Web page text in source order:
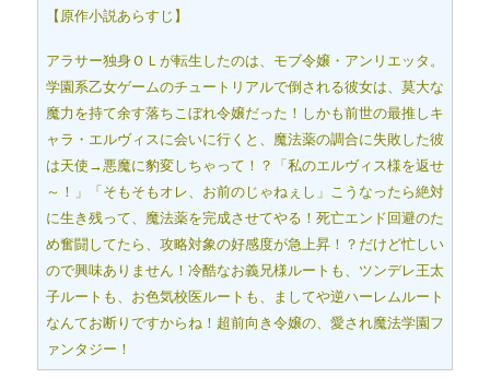
【原作小説あらすじ】
アラサー独身ＯＬが転生したのは、モブ令嬢・アンリエッタ。
学園系乙女ゲームのチュートリアルで倒される彼女は、莫大な
魔力を持て余す落ちこぼれ令嬢だった！しかも前世の最推しキ
ャラ・エルヴィスに会いに行くと、魔法薬の調合に失敗した彼
は天使→悪魔に豹変しちゃって！？「私のエルヴィス様を返せ
～！」「そもそもオレ、お前のじゃねぇし」こうなったら絶対
に生き残って、魔法薬を完成させてやる！死亡エンド回避のた
め奮闘してたら、攻略対象の好感度が急上昇！？だけど忙しい
ので興味ありません！冷酷なお義兄様ルートも、ツンデレ王太
子ルートも、お色気校医ルートも、ましてや逆ハーレムルート
なんてお断りですからね！超前向き令嬢の、愛され魔法学園フ
ァンタジー！